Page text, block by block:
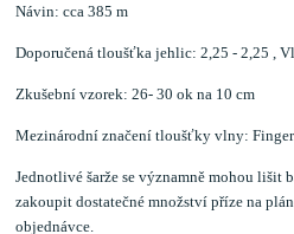
Návin: cca 385 m
Doporučená tloušťka jehlic: 2,25 - 2,25 ,
Zkušební vzorek: 26- 30 ok na 10 cm
Mezinárodní značení tloušťky vlny:
Jednotlivé šarže se významně mohou lišit
zakoupit dostatečné množství příze na
objednávce.